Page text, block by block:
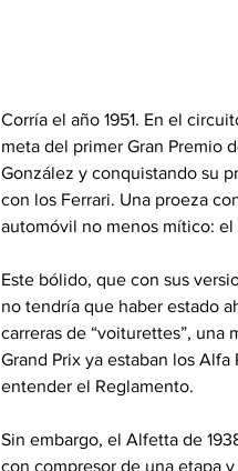
Corría el año 1951. En el
meta del primer Gran Premio
González y conquistando su
con los Ferrari. Una proeza
automóvil no menos mítico:
Este bólido, que con sus
no tendría que haber estado
carreras de “voiturettes”, una
Grand Prix ya estaban los
entender el Reglamento.
Sin embargo, el Alfetta de
con compresor de una etapa